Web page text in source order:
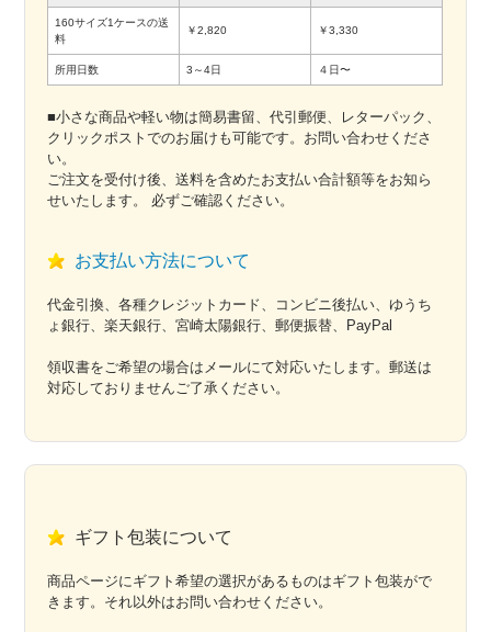
160サイズ1ケースの送
料
￥2,820 ￥3,330
所用日数 3～4日 ４日〜
■小さな商品や軽い物は簡易書留、代引郵便、レターパック、
クリックポストでのお届けも可能です。お問い合わせくださ
い。
ご注文を受付け後、送料を含めたお支払い合計額等をお知ら
せいたします。 必ずご確認ください。
お支払い方法について
代金引換、各種クレジットカード、コンビニ後払い、ゆうち
ょ銀行、楽天銀行、宮崎太陽銀行、郵便振替、PayPal
領収書をご希望の場合はメールにて対応いたします。郵送は
対応しておりませんご了承ください。
ギフト包装について
商品ページにギフト希望の選択があるものはギフト包装がで
きます。それ以外はお問い合わせください。